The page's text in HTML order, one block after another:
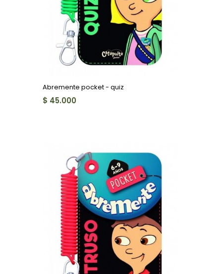
Abremente pocket - quiz
$ 45.000